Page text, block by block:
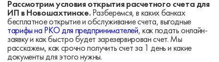
Рассмотрим условия открытия расчетного счета для
ИП в Новошахтинске.Разберемся, в каких банках
бесплатное открытие и обслуживание счета, выгодные
тарифы на РКО для предпринимателей, как подать онлайн-
заявку и как быстро будет зарезервирован счет. Мы
расскажем, как срочно получить счет за 1 день и какие
документы для этого нужны.